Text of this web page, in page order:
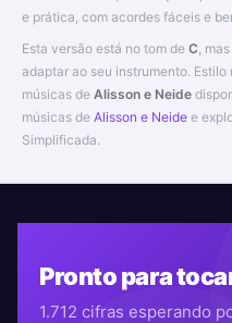
e prática, com acordes fáceis e
Esta versão está no tom de C ,
adaptar ao seu instrumento. Estilo
músicas de Alisson e Neide
músicas de Alisson e Neide e
Simplificada.
Pronto para
1.712 cifras esperando